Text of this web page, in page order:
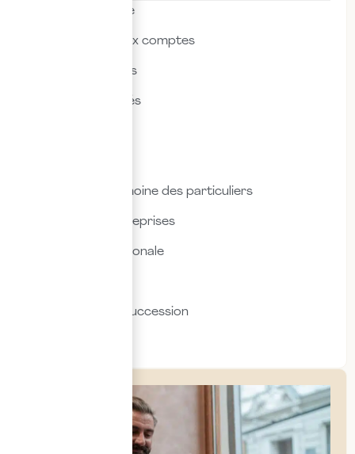
Actualités & veille
Commissariat aux comptes
Droit des affaires
Droit des sociétés
Fiscalité & patrimoine des particuliers
Fiscalité des entreprises
Fiscalité internationale
Transmission & succession